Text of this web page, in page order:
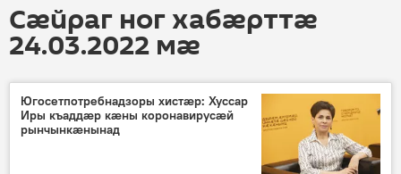
Сӕйраг ног хабӕрттӕ
24.03.2022 мӕ
Югосетпотребнадзоры хистӕр: Хуссар
Иры къаддӕр кӕны коронавирусӕй
рынчынкӕнынад